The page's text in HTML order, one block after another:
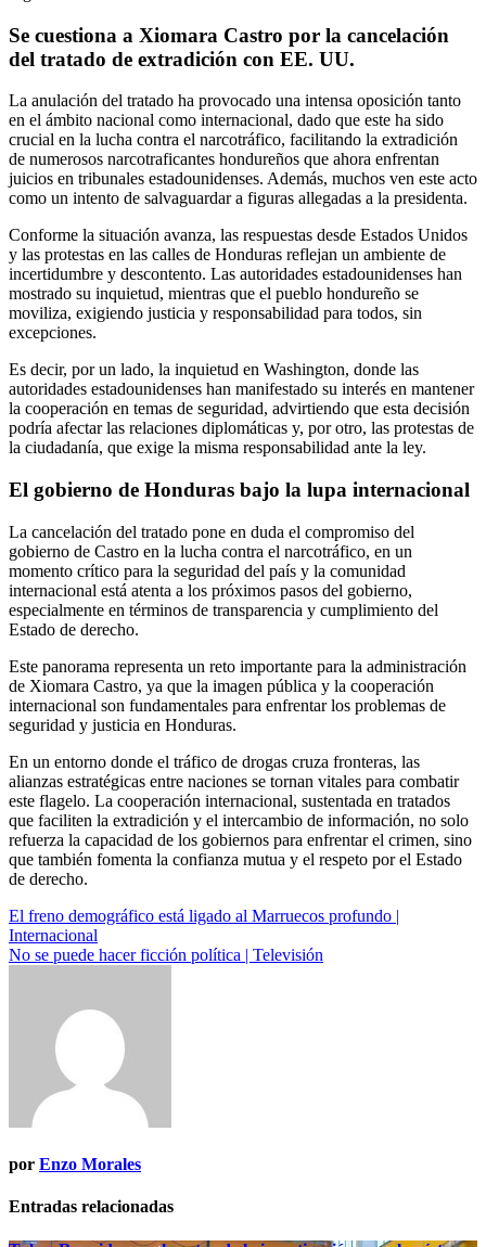
Se cuestiona a Xiomara Castro por la cancelación
del tratado de extradición con EE. UU.
La anulación del tratado ha provocado una intensa oposición tanto
en el ámbito nacional como internacional, dado que este ha sido
crucial en la lucha contra el narcotráfico, facilitando la extradición
de numerosos narcotraficantes hondureños que ahora enfrentan
juicios en tribunales estadounidenses. Además, muchos ven este acto
como un intento de salvaguardar a figuras allegadas a la presidenta.
Conforme la situación avanza, las respuestas desde Estados Unidos
y las protestas en las calles de Honduras reflejan un ambiente de
incertidumbre y descontento. Las autoridades estadounidenses han
mostrado su inquietud, mientras que el pueblo hondureño se
moviliza, exigiendo justicia y responsabilidad para todos, sin
excepciones.
Es decir, por un lado, la inquietud en Washington, donde las
autoridades estadounidenses han manifestado su interés en mantener
la cooperación en temas de seguridad, advirtiendo que esta decisión
podría afectar las relaciones diplomáticas y, por otro, las protestas de
la ciudadanía, que exige la misma responsabilidad ante la ley.
El gobierno de Honduras bajo la lupa internacional
La cancelación del tratado pone en duda el compromiso del
gobierno de Castro en la lucha contra el narcotráfico, en un
momento crítico para la seguridad del país y la comunidad
internacional está atenta a los próximos pasos del gobierno,
especialmente en términos de transparencia y cumplimiento del
Estado de derecho.
Este panorama representa un reto importante para la administración
de Xiomara Castro, ya que la imagen pública y la cooperación
internacional son fundamentales para enfrentar los problemas de
seguridad y justicia en Honduras.
En un entorno donde el tráfico de drogas cruza fronteras, las
alianzas estratégicas entre naciones se tornan vitales para combatir
este flagelo. La cooperación internacional, sustentada en tratados
que faciliten la extradición y el intercambio de información, no solo
refuerza la capacidad de los gobiernos para enfrentar el crimen, sino
que también fomenta la confianza mutua y el respeto por el Estado
de derecho.
Navegación
de
El freno demográfico está ligado al Marruecos profundo |
Internacional
No se puede hacer ficción política | Televisión
por Enzo Morales
Entradas relacionadas